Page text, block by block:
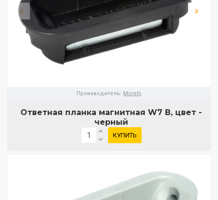
Производитель: Morelli
Ответная планка магнитная W7 B, цвет -
черный
КУПИТЬ